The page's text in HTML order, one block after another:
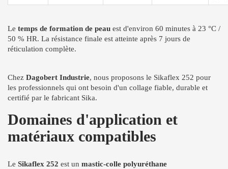
Le temps de formation de peau est d'environ 60 minutes à 23 °C /
50 % HR. La résistance finale est atteinte après 7 jours de
réticulation complète.
Chez Dagobert Industrie, nous proposons le Sikaflex 252 pour
les professionnels qui ont besoin d'un collage fiable, durable et
certifié par le fabricant Sika.
Domaines d'application et
matériaux compatibles
Le Sikaflex 252 est un mastic-colle polyuréthane